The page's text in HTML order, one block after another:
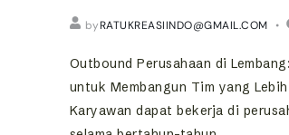
byRATUKREASIINDO@GMAIL.COM
Outbound Perusahaan di
untuk Membangun Tim yang
Karyawan dapat bekerja di